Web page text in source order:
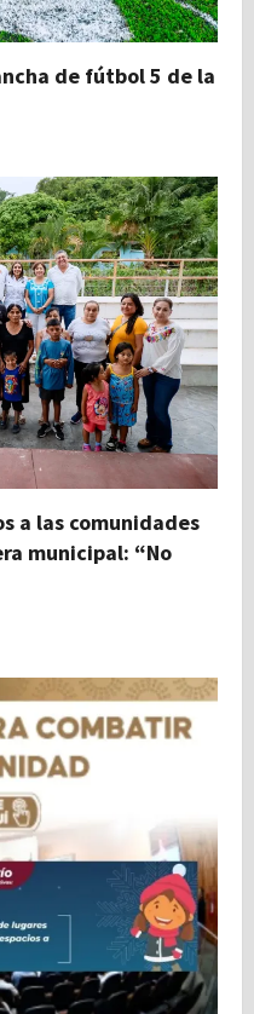
de fútbol 5 de la
a las comunidades
municipal: “No